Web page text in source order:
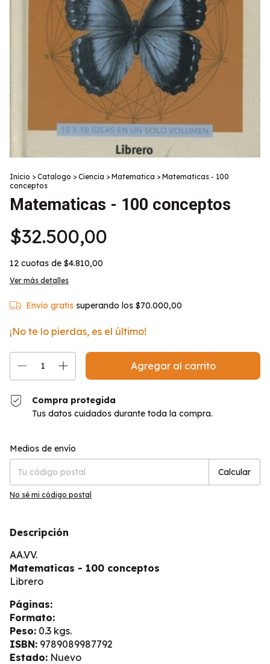
Inicio > Catalogo > Ciencia > Matematica > Matematicas - 100
conceptos
Matematicas - 100 conceptos
$32.500,00
12 cuotas de $4.810,00
Ver más detalles
Envío gratis superando los $70.000,00
¡No te lo pierdas, es el último!
Compra protegida
Tus datos cuidados durante toda la compra.
Entregas para el CP:
Medios de envío
Calcular
No sé mi código postal
Descripción
AA.VV.
Matematicas - 100 conceptos
Librero
Páginas:
Formato:
Peso: 0.3 kgs.
ISBN: 9789089987792
Estado: Nuevo